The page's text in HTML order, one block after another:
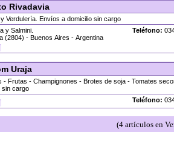
Rivadavia
Verdulería. Envíos a domicilio sin cargo
y Salmini.
(2804) - Buenos Aires - Argentina
Teléfono:
Uraja
- Frutas - Champignones - Brotes de soja - Tomates
sin cargo
Teléfono:
(4 artículos en